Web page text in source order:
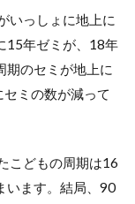
いっしょに地上に
15年ゼミが、18年
期のセミが地上に
ミの数が減って
こどもの周期は16
います。結局、90